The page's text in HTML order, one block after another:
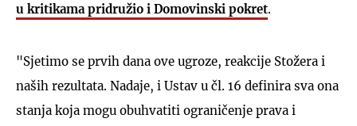
u kritikama pridružio i Domovinski pokret.
"Sjetimo se prvih dana ove ugroze, reakcije Stožera i
naših rezultata. Nadaje, i Ustav u čl. 16 definira sva ona
stanja koja mogu obuhvatiti ograničenje prava i